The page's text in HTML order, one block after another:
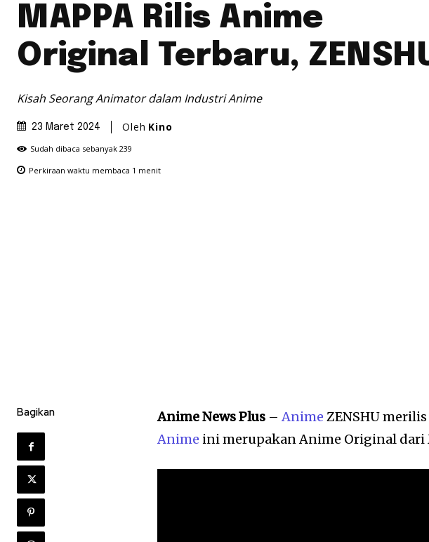
MAPPA Rilis Anime
Original Terbaru,
Kisah Seorang Animator dalam Industri Anime
23 Maret 2024 Oleh Kino
Sudah dibaca sebanyak 239
Perkiraan waktu membaca 1 menit
Bagikan Anime News Plus –Anime ZENSHU
Anime ini merupakan Anime Original dari